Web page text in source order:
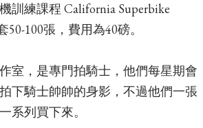
訓練課程 California Superbike
50-100張，費用為40磅。
室，是專門拍騎士，他們每星期會
下騎士帥帥的身影，不過他們一張
系列買下來。